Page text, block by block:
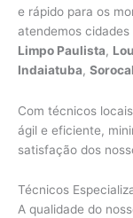
e rápido para os
atendemos
Limpo Paulista,
Indaiatuba,
Com técnicos
ágil e eficiente,
satisfação dos
Técnicos
A qualidade do